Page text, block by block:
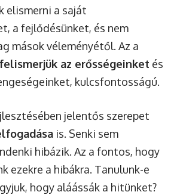
elismerni a saját
a fejlődésünket, és nem
mások véleményétől. Az a
felismerjük az erősségeinket és
kulcsfontosságú.
jelentős szerepet
is. Senki sem
hibázik. Az a fontos, hogy
ezekre a hibákra. Tanulunk-e
hogy aláássák a hitünket?